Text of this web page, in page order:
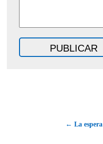
← La espera